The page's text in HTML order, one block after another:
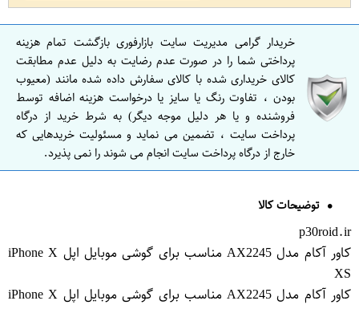
خریدار گرامی مدیریت سایت بازارفوری بازگشت تمام هزینه
پرداختی شما را در صورت عدم رضایت به دلیل عدم مطابقت
کالای خریداری شده با کالای سفارش داده شده مانند (معیوب
بودن ، تفاوت رنگ یا سایز یا درخواست هزینه اضافه توسط
فروشنده و یا هر دلیل موجه دیگر) به شرط خرید از درگاه
پرداخت سایت ، تضمین می نماید و مسئولیت خریدهایی که
خارج از درگاه پرداخت سایت انجام می شوند را نمی پذیرد.
توضیحات کالا
p30roid.ir
کاور آکام مدل AX2245 مناسب برای گوشی موبایل اپل iPhone X
XS
کاور آکام مدل AX2245 مناسب برای گوشی موبایل اپل iPhone X